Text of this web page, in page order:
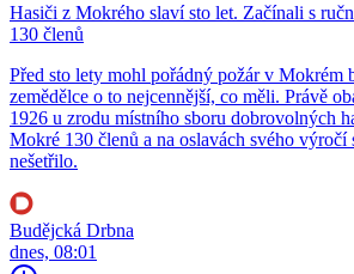
Hasiči z Mokrého slaví sto let. Začínali s
130 členů
Před sto lety mohl pořádný požár v Mokrém
zemědělce o to nejcennější, co měli. Právě
1926 u zrodu místního sboru dobrovolných
Mokré 130 členů a na oslavách svého výročí
nešetřilo.
Budějcká Drbna
dnes, 08:01